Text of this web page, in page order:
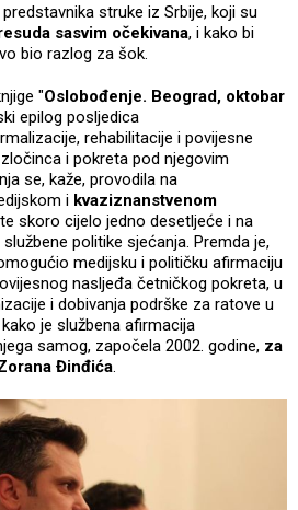
struke iz Srbije, koji su
sasvim očekivana, i kako bi
bio razlog za šok.
"Oslobođenje. Beograd, oktobar
epilog posljedica
rehabilitacije i povijesne
i pokreta pod njegovim
se, kaže, provodila na
i kvaziznanstvenom
skoro cijelo jedno desetljeće i na
politike sjećanja. Premda je,
medijsku i političku afirmaciju
nasljeđa četničkog pokreta, u
i dobivanja podrške za ratove u
je službena afirmacija
samog, započela 2002. godine, za
Đinđića.